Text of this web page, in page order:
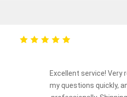
Excellent service! Very
my questions quickly,